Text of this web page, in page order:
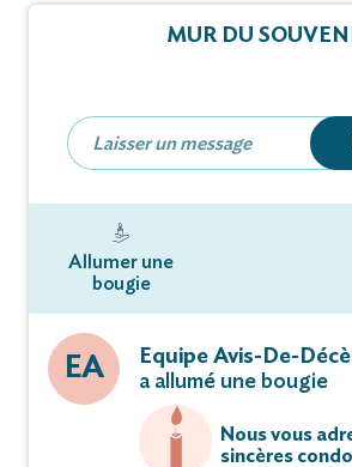
MUR DU
Allumer une
bougie
EA
Equipe Avis-De-
a allumé une bougie
Nous vous
sincères